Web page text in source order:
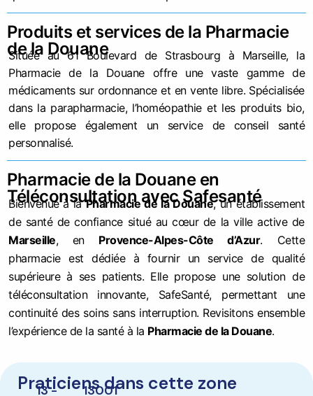
Produits et services de la Pharmacie
de la Douane
Située au 61 Boulevard de Strasbourg à Marseille, la
Pharmacie de la Douane offre une vaste gamme de
médicaments sur ordonnance et en vente libre. Spécialisée
dans la parapharmacie, l’homéopathie et les produits bio,
elle propose également un service de conseil santé
personnalisé.
Pharmacie de la Douane en
Téléconsultation avec Safesanté
Bienvenue à laPharmacie de la Douane, un établissement
de santé de confiance situé au cœur de la ville active de
Marseille, en Provence-Alpes-Côte d’Azur. Cette
pharmacie est dédiée à fournir un service de qualité
supérieure à ses patients. Elle propose une solution de
téléconsultation innovante, SafeSanté, permettant une
continuité des soins sans interruption. Revisitons ensemble
l’expérience de la santé à la Pharmacie de la Douane.
Praticiens dans cette zone
13 - 13001